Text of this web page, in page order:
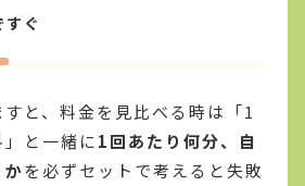
ぐ
と、料金を見比べる時は「1
と一緒に1回あたり何分、自
を必ずセットで考えると失敗